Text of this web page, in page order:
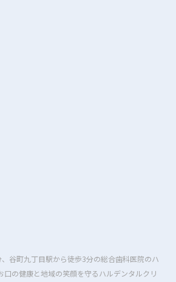
谷町九丁目駅から徒歩3分の総合歯科医院のハ
口の健康と地域の笑顔を守るハルデンタルクリ